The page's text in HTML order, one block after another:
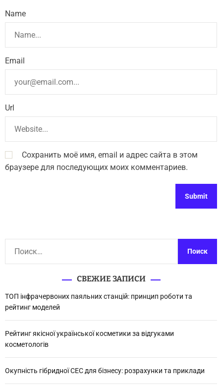
Name
Email
Url
Сохранить моё имя, email и адрес сайта в этом
браузере для последующих моих комментариев.
и
:
СВЕЖИЕ ЗАПИСИ
ТОП інфрачервоних паяльних станцій: принцип роботи та
рейтинг моделей
Рейтинг якісної української косметики за відгуками
косметологів
Окупність гібридної СЕС для бізнесу: розрахунки та приклади